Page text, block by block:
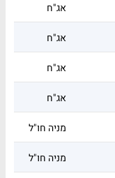
אג"ח
אג"ח
אג"ח
אג"ח
מניה חו"ל
מניה חו"ל